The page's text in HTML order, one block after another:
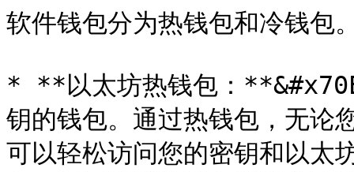
软件钱包分为热钱包和冷钱包
* **以太坊热钱包：
钥的钱包。通过热钱包，无论
可以轻松访问您的密钥和以太